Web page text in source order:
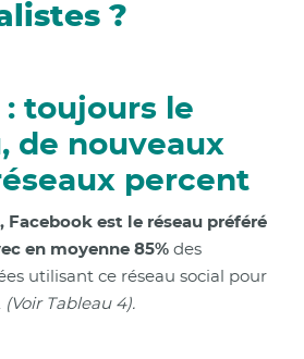
?
: toujours le
de nouveaux
percent
Facebook est le réseau préféré
en moyenne 85% des
utilisant ce réseau social pour
(Voir Tableau 4).